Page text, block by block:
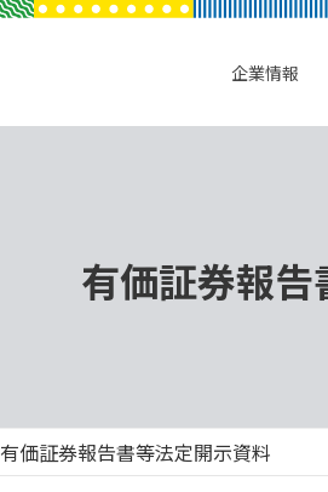
企業情報
有価証券報
有価証券報告書等法定開示資料